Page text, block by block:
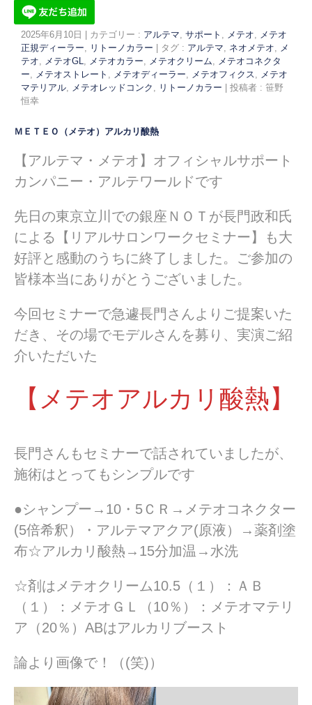
2025年6月10日 カテゴリー : アルテマ サポート メテオ
メテオ
正規ディーラー
リトーノカラー タグ : アルテマ ネオメテオ
メ
テオ
メテオGL メテオカラー メテオクリーム
メテオコネクタ
ー
メテオストレート メテオディーラー メテオフィクス
メテオ
マテリアル
メテオレッドコンク リトーノカラー
投稿者 : 笹野
恒幸
ＭＥＴＥＯ（メテオ）アルカリ酸熱
【アルテマ・メテオ】オフィシャルサポート
カンパニー・アルテワールドです
先日の東京立川での銀座ＮＯＴが長門政和氏
による【リアルサロンワークセミナー】も大
好評と感動のうちに終了しました。ご参加の
皆様本当にありがとうございました。
今回セミナーで急遽長門さんよりご提案いた
だき、その場でモデルさんを募り、実演ご紹
介いただいた
【メテオアルカリ酸熱】
長門さんもセミナーで話されていましたが、
施術はとってもシンプルです
●シャンプー→10・5ＣＲ→メテオコネクター
(5倍希釈）・アルテマアクア(原液）→薬剤塗
布☆アルカリ酸熱→15分加温→水洗
☆剤はメテオクリーム10.5（１）：ＡＢ
（１）：メテオＧＬ（10％）：メテオマテリ
ア（20％）ABはアルカリブースト
論より画像で！（(笑)）